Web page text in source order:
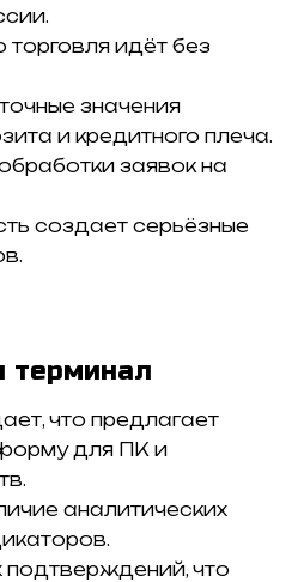
торговля идёт без
значения
и кредитного плеча.
заявок на
создает серьёзные
терминал
что предлагает
для ПК и
аналитических
подтверждений, что